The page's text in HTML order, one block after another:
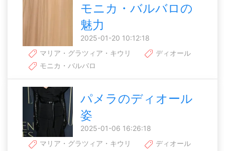
モニカ・バルバロの
魅力
2025-01-20 10:12:18
マリア・グラツィア・キウリ
ディオール
モニカ・バルバロ
パメラのディオール
姿
2025-01-06 16:26:18
マリア・グラツィア・キウリ
ディオール